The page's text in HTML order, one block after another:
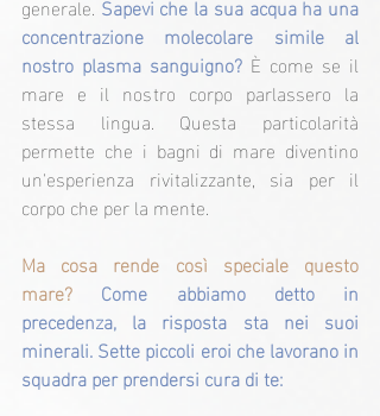
generale. Sapevi che la sua acqua ha una
concentrazione molecolare simile al
nostro plasma sanguigno? È come se il
mare e il nostro corpo parlassero la
stessa lingua. Questa particolarità
permette che i bagni di mare diventino
un'esperienza rivitalizzante, sia per il
corpo che per la mente.
Ma cosa rende così speciale questo
mare?
Come abbiamo detto in
precedenza, la risposta sta nei suoi
minerali. Sette piccoli eroi che lavorano in
squadra per prendersi cura di te: